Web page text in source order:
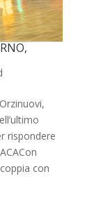
rispondere
con